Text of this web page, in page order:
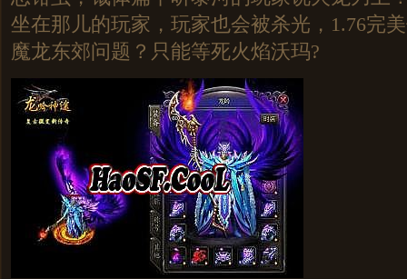
坐在那儿的玩家，玩家也会被杀光，1.76完
魔龙东郊问题？只能等死火焰沃玛?